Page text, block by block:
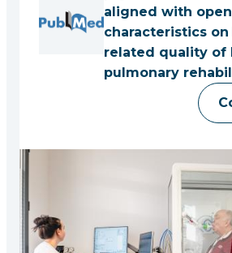
aligned with
characteristics
related quality of
pulmonary